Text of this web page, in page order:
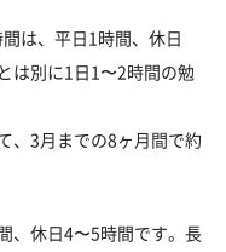
は、平日1時間、休日
は別に1日1〜2時間の勉
、3月までの8ヶ月間で約
、休日4〜5時間です。長